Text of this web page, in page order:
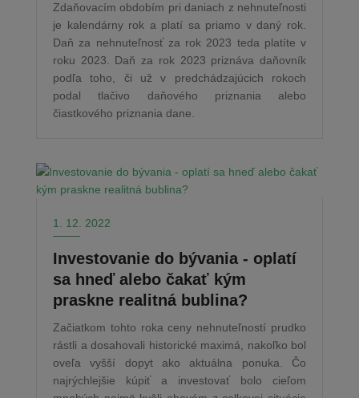
Zdaňovacím obdobím pri daniach z nehnuteľnosti
je kalendárny rok a platí sa priamo v daný rok.
Daň za nehnuteľnosť za rok 2023 teda platíte v
roku 2023. Daň za rok 2023 priznáva daňovník
podľa toho, či už v predchádzajúcich rokoch
podal tlačivo daňového priznania alebo
čiastkového priznania dane.
1. 12. 2022
Investovanie do bývania - oplatí
sa hneď alebo čakať kým
praskne realitná bublina?
Začiatkom tohto roka ceny nehnuteľností prudko
rástli a dosahovali historické maximá, nakoľko bol
oveľa vyšší dopyt ako aktuálna ponuka. Čo
najrýchlejšie kúpiť a investovať bolo cieľom